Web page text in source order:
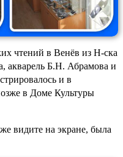
чтений в Венёв из Н-ска
акварель Б.Н. Абрамова и
и в
в Доме Культуры
видите на экране, была